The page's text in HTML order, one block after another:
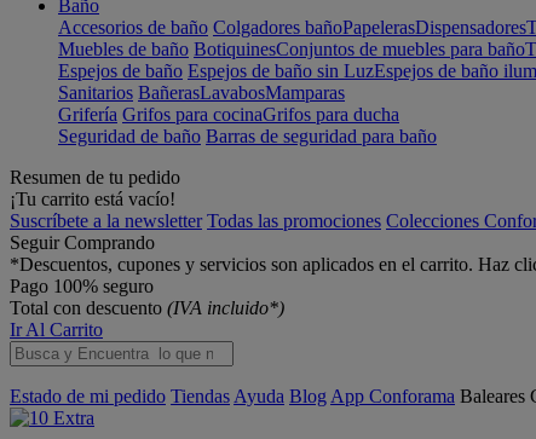
Baño
Accesorios de baño Colgadores bañoPapelerasDispensadores
Muebles de baño BotiquinesConjuntos de muebles para baño
Espejos de baño Espejos de baño sin LuzEspejos de baño
Sanitarios BañerasLavabosMamparas
Grifería Grifos para cocinaGrifos para ducha
Seguridad de baño Barras de seguridad para baño
Resumen de tu pedido
¡Tu carrito está vacío!
Suscríbete a la newsletter Todas las promociones Colecciones
Seguir Comprando
*Descuentos, cupones y servicios son aplicados en el carrito. Haz
Pago 100% seguro
Total con descuento (IVA incluido*)
Ir Al Carrito
Estado de mi pedido Tiendas Ayuda Blog App Conforama Baleares